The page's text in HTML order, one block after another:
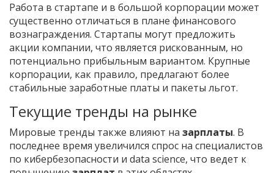
Работа в стартапе и в большой корпорации может
существенно отличаться в плане финансового
вознаграждения. Стартапы могут предложить
акции компании, что является рискованным, но
потенциально прибыльным вариантом. Крупные
корпорации, как правило, предлагают более
стабильные заработные платы и пакеты льгот.
Текущие тренды на рынке
Мировые тренды также влияют на зарплаты. В
последнее время увеличился спрос на специалистов
по кибербезопасности и data science, что ведет к